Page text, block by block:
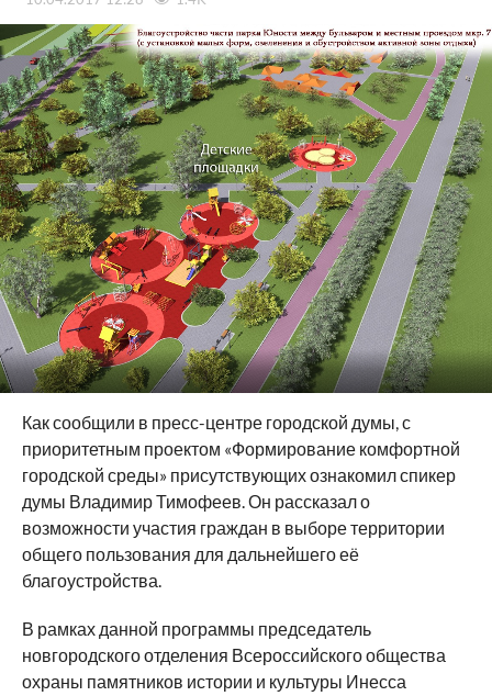
Как сообщили в пресс-центре городской думы, с
приоритетным проектом «Формирование комфортной
городской среды» присутствующих ознакомил спикер
думы Владимир Тимофеев. Он рассказал о
возможности участия граждан в выборе территории
общего пользования для дальнейшего её
благоустройства.
В рамках данной программы председатель
новгородского отделения Всероссийского общества
охраны памятников истории и культуры Инесса